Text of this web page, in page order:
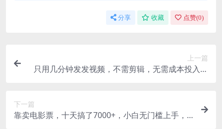
分享 收藏 点赞(0)
上一篇
只用几分钟发发视频，不需剪辑，无需成本投入，
下一篇
靠卖电影票，十天搞了7000+，小白无门槛上手，